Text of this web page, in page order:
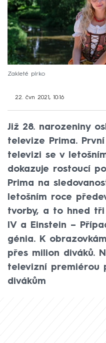
Zakleté pírko
22. čvn 2021, 10:16
Již 28. narozeniny
televize Prima.
televizi se v
dokazuje rostoucí
Prima na
letošním roce
tvorby, a to hned tři
IV a Einstein –
génia. K
přes milion diváků.
televizní premiérou
divákům